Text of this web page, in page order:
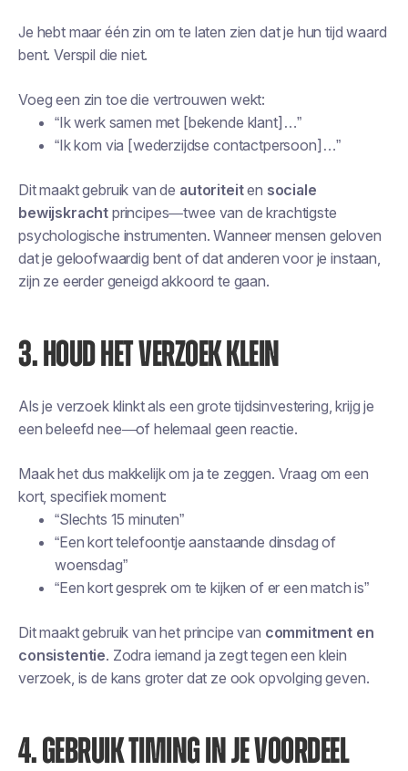
Je hebt maar één zin om te laten zien dat je hun tijd waard
bent. Verspil die niet.
Voeg een zin toe die vertrouwen wekt:
“Ik werk samen met [bekende klant]…”
“Ik kom via [wederzijdse contactpersoon]…”
Dit maakt gebruik van de autoriteiten sociale
bewijskracht principes—twee van de krachtigste
psychologische instrumenten. Wanneer mensen geloven
dat je geloofwaardig bent of dat anderen voor je instaan,
zijn ze eerder geneigd akkoord te gaan.
3. HOUD HET VERZOEK KLEIN
Als je verzoek klinkt als een grote tijdsinvestering, krijg je
een beleefd nee—of helemaal geen reactie.
Maak het dus makkelijk om ja te zeggen. Vraag om een
kort, specifiek moment:
“Slechts 15 minuten”
“Een kort telefoontje aanstaande dinsdag of
woensdag”
“Een kort gesprek om te kijken of er een match is”
Dit maakt gebruik van het principe van commitment en
consistentie. Zodra iemand ja zegt tegen een klein
verzoek, is de kans groter dat ze ook opvolging geven.
4. GEBRUIK TIMING IN JE VOORDEEL